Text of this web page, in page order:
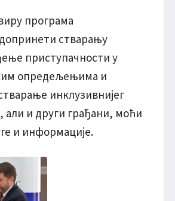
програма
стварању
приступачности у
опредељењима и
инклузивнијег
али и други грађани, моћи
и информације.